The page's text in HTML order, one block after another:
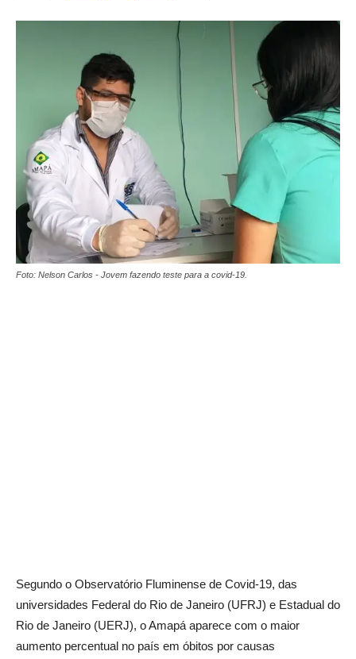
Foto: Nelson Carlos - Jovem fazendo teste para a covid-19.
Segundo o Observatório Fluminense de Covid-19, das
universidades Federal do Rio de Janeiro (UFRJ) e Estadual do
Rio de Janeiro (UERJ), o Amapá aparece com o maior
aumento percentual no país em óbitos por causas